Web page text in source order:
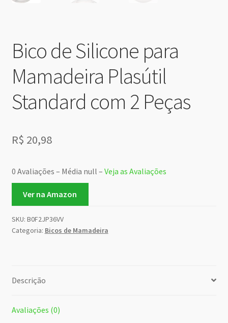
Bico de Silicone para
Mamadeira Plasútil
Standard com 2 Peças
R$ 20,98
0 Avaliações – Média null – Veja as Avaliações
Ver na Amazon
SKU: B0F2JP36VV
Categoria: Bicos de Mamadeira
Descrição
Avaliações (0)